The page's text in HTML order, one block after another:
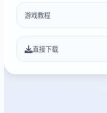
游戏教程
直接下载